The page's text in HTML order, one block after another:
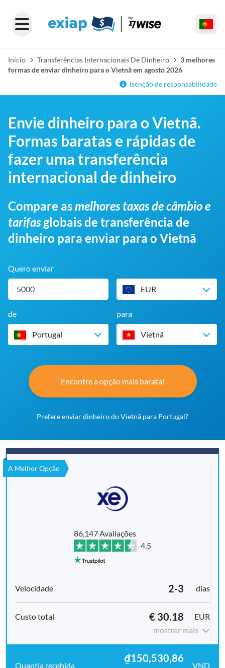
Início Transferências Internacionais De Dinheiro
3 melhores
formas de enviar dinheiro para o Vietnã em agosto 2026
Isenção de responsabilidade
Envie dinheiro para o Vietnã.
Formas baratas e rápidas de
fazer uma transferência
internacional de dinheiro
Compare asmelhores taxas de câmbio e
tarifasglobais de transferência de
dinheiro para enviar para o Vietnã
Quero enviar
EUR
de
Portugal
para
Vietnã
Encontre a opção mais barata!
Prefere enviar dinheiro do Vietnã para Portugal?
A Melhor Opção
86,147 Avaliações
4.5
2-3 dias
€ 30.18
EUR
mostrar mais
₫150,530,86
VND